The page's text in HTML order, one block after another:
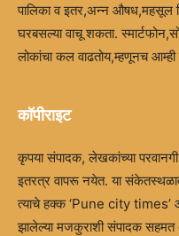
पालिका व इतर,अन्न औषध,महसूल
घरबसल्या वाचू शकता.
लोकांचा कल वाढतोय,म्हणूनच
कॉपीराइट
कृपया संपादक, लेखकांच्या
इतरत्र वापरू नयेत. या
त्याचे हक्क ‘Pune city times’
झालेल्या मजकुराशी संपादक